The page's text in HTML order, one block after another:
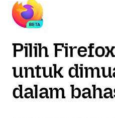
Pilih
untuk
dalam